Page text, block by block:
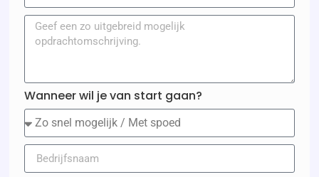
Wanneer wil je van start gaan?